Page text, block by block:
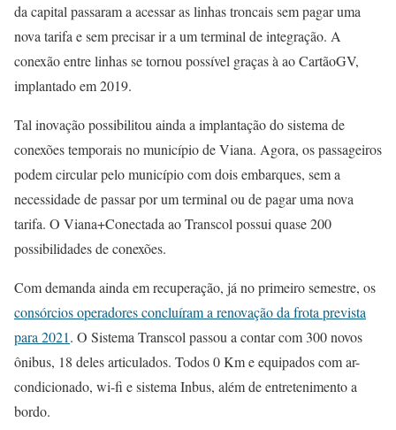
da capital passaram a acessar as linhas troncais sem pagar uma
nova tarifa e sem precisar ir a um terminal de integração. A
conexão entre linhas se tornou possível graças à ao CartãoGV,
implantado em 2019.
Tal inovação possibilitou ainda a implantação do sistema de
conexões temporais no município de Viana. Agora, os passageiros
podem circular pelo município com dois embarques, sem a
necessidade de passar por um terminal ou de pagar uma nova
tarifa. O Viana+Conectada ao Transcol possui quase 200
possibilidades de conexões.
Com demanda ainda em recuperação, já no primeiro semestre, os
consórcios operadores concluíram a renovação da frota prevista
para 2021. O Sistema Transcol passou a contar com 300 novos
ônibus, 18 deles articulados. Todos 0 Km e equipados com ar-
condicionado, wi-fi e sistema Inbus, além de entretenimento a
bordo.